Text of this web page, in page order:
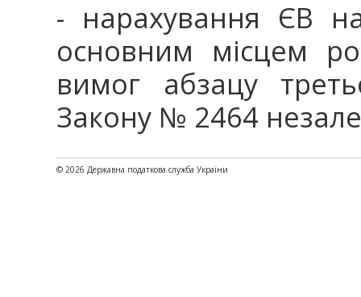
- нарахування ЄВ
основним місцем
вимог абзацу
Закону № 2464
© 2026 Державна податкова служба України